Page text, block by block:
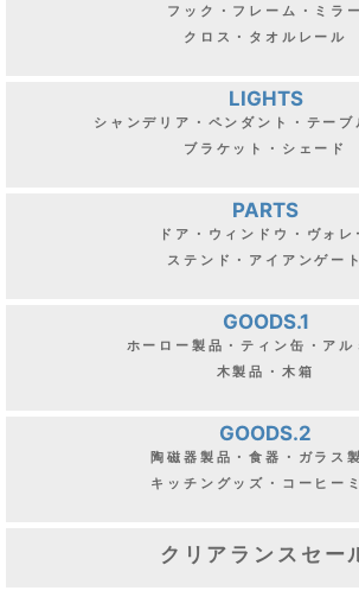
フック・フレーム・ミラー
クロス・タオルレール
LIGHTS
シャンデリア・ペンダント・テーブ
ブラケット・シェード
PARTS
ドア・ウィンドウ・ヴォレ
ステンド・アイアンゲート
GOODS.1
ホーロー製品・ティン缶・アル
木製品・木箱
GOODS.2
陶磁器製品・食器・ガラス
キッチングッズ・コーヒー
クリアランスセー